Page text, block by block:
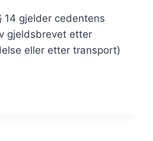
14 gjelder cedentens
gjeldsbrevet etter
eller etter transport)